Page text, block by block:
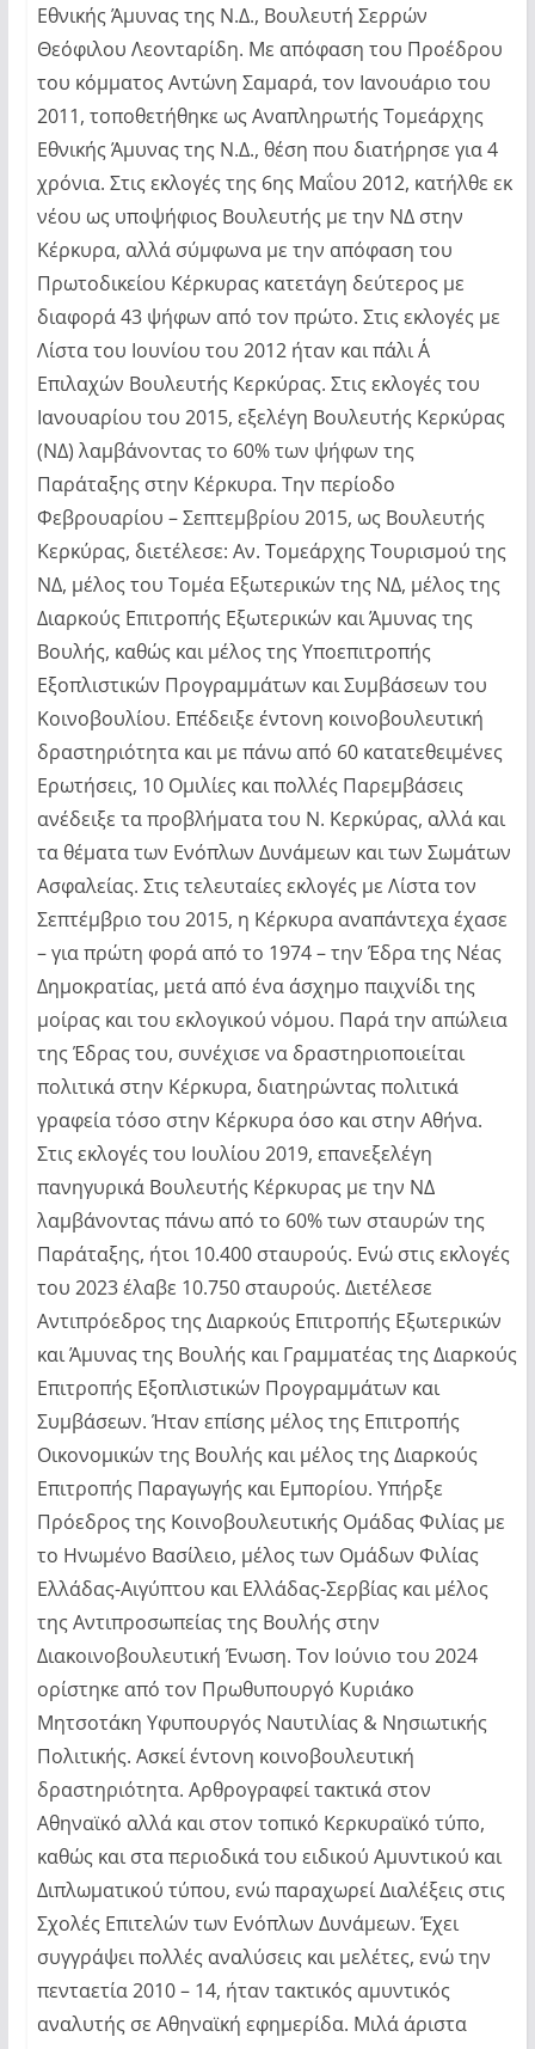
Εθνικής Άμυνας της Ν.Δ., Βουλευτή Σερρών
Θεόφιλου Λεονταρίδη. Με απόφαση του Προέδρου
του κόμματος Αντώνη Σαμαρά, τον Ιανουάριο του
2011, τοποθετήθηκε ως Αναπληρωτής Τομεάρχης
Εθνικής Άμυνας της Ν.Δ., θέση που διατήρησε για 4
χρόνια. Στις εκλογές της 6ης Μαΐου 2012, κατήλθε εκ
νέου ως υποψήφιος Βουλευτής με την ΝΔ στην
Κέρκυρα, αλλά σύμφωνα με την απόφαση του
Πρωτοδικείου Κέρκυρας κατετάγη δεύτερος με
διαφορά 43 ψήφων από τον πρώτο. Στις εκλογές με
Λίστα του Ιουνίου του 2012 ήταν και πάλι Α΄
Επιλαχών Βουλευτής Κερκύρας. Στις εκλογές του
Ιανουαρίου του 2015, εξελέγη Βουλευτής Κερκύρας
(ΝΔ) λαμβάνοντας το 60% των ψήφων της
Παράταξης στην Κέρκυρα. Την περίοδο
Φεβρουαρίου – Σεπτεμβρίου 2015, ως Βουλευτής
Κερκύρας, διετέλεσε: Αν. Τομεάρχης Τουρισμού της
ΝΔ, μέλος του Τομέα Εξωτερικών της ΝΔ, μέλος της
Διαρκούς Επιτροπής Εξωτερικών και Άμυνας της
Βουλής, καθώς και μέλος της Υποεπιτροπής
Εξοπλιστικών Προγραμμάτων και Συμβάσεων του
Κοινοβουλίου. Επέδειξε έντονη κοινοβουλευτική
δραστηριότητα και με πάνω από 60 κατατεθειμένες
Ερωτήσεις, 10 Ομιλίες και πολλές Παρεμβάσεις
ανέδειξε τα προβλήματα του Ν. Κερκύρας, αλλά και
τα θέματα των Ενόπλων Δυνάμεων και των Σωμάτων
Ασφαλείας. Στις τελευταίες εκλογές με Λίστα τον
Σεπτέμβριο του 2015, η Κέρκυρα αναπάντεχα έχασε
– για πρώτη φορά από το 1974 – την Έδρα της Νέας
Δημοκρατίας, μετά από ένα άσχημο παιχνίδι της
μοίρας και του εκλογικού νόμου. Παρά την απώλεια
της Έδρας του, συνέχισε να δραστηριοποιείται
πολιτικά στην Κέρκυρα, διατηρώντας πολιτικά
γραφεία τόσο στην Κέρκυρα όσο και στην Αθήνα.
Στις εκλογές του Ιουλίου 2019, επανεξελέγη
πανηγυρικά Βουλευτής Κέρκυρας με την ΝΔ
λαμβάνοντας πάνω από το 60% των σταυρών της
Παράταξης, ήτοι 10.400 σταυρούς. Ενώ στις εκλογές
του 2023 έλαβε 10.750 σταυρούς. Διετέλεσε
Αντιπρόεδρος της Διαρκούς Επιτροπής Εξωτερικών
και Άμυνας της Βουλής και Γραμματέας της Διαρκούς
Επιτροπής Εξοπλιστικών Προγραμμάτων και
Συμβάσεων. Ήταν επίσης μέλος της Επιτροπής
Οικονομικών της Βουλής και μέλος της Διαρκούς
Επιτροπής Παραγωγής και Εμπορίου. Υπήρξε
Πρόεδρος της Κοινοβουλευτικής Ομάδας Φιλίας με
το Ηνωμένο Βασίλειο, μέλος των Ομάδων Φιλίας
Ελλάδας-Αιγύπτου και Ελλάδας-Σερβίας και μέλος
της Αντιπροσωπείας της Βουλής στην
Διακοινοβουλευτική Ένωση. Τον Ιούνιο του 2024
ορίστηκε από τον Πρωθυπουργό Κυριάκο
Μητσοτάκη Υφυπουργός Ναυτιλίας & Νησιωτικής
Πολιτικής. Ασκεί έντονη κοινοβουλευτική
δραστηριότητα. Αρθρογραφεί τακτικά στον
Αθηναϊκό αλλά και στον τοπικό Κερκυραϊκό τύπο,
καθώς και στα περιοδικά του ειδικού Αμυντικού και
Διπλωματικού τύπου, ενώ παραχωρεί Διαλέξεις στις
Σχολές Επιτελών των Ενόπλων Δυνάμεων. Έχει
συγγράψει πολλές αναλύσεις και μελέτες, ενώ την
πενταετία 2010 – 14, ήταν τακτικός αμυντικός
αναλυτής σε Αθηναϊκή εφημερίδα. Μιλά άριστα